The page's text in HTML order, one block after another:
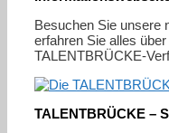
Besuchen Sie unsere
erfahren Sie alles
TALENTBRÜCKE-
TALENTBRÜCKE –